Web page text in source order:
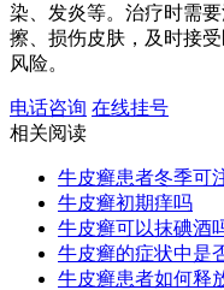
染、发炎等。治疗时需
擦、损伤皮肤，及时接
风险。
电话咨询 在线挂号
相关阅读
牛皮癣患者冬季可
牛皮癣初期痒吗
牛皮癣可以抹碘酒
牛皮癣的症状中是
牛皮癣患者如何释